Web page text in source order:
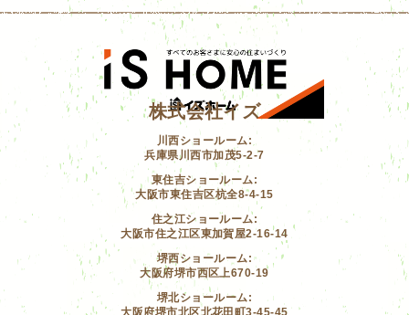
株式会社イズ
川西ショールーム:
兵庫県川西市加茂5-2-7
東住吉ショールーム:
大阪市東住吉区杭全8-4-15
住之江ショールーム:
大阪市住之江区東加賀屋2-16-14
堺西ショールーム:
大阪府堺市西区上670-19
堺北ショールーム: